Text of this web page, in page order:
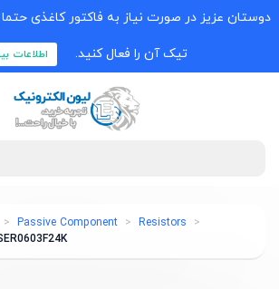
دوستان عزیز در صورت نیاز به فاکتور کاغذی
تیک آن را فعال کنید. اطلاعات
Passive Component
Resistors